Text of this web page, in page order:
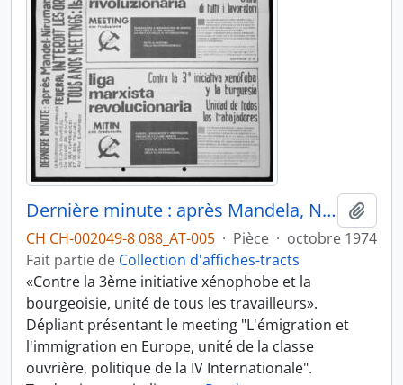
Dernière minute : après Mandela, Nirumand, Carrillo, D. Ibárruri, le Conseil fédéral interdit tous les orateurs de la IVe internationale
CH CH-002049-8 088_AT-005 · Pièce · octobre 1974
Fait partie de Collection d'affiches-tracts
«Contre la 3ème initiative xénophobe et la
bourgeoisie, unité de tous les travailleurs».
Dépliant présentant le meeting "L'émigration et
l'immigration en Europe, unité de la classe
ouvrière, politique de la IV Internationale".